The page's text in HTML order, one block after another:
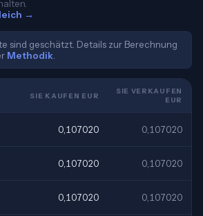
→
sind geschätzt. Details zur Berechnung
Methodik
SIE KAUFEN EUR
SIE VERKAUFEN
EUR
0,107020 0,107020
0,107020 0,107020
0,107020 0,107020